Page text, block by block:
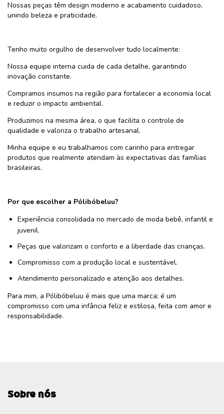
Nossas peças têm design moderno e acabamento cuidadoso,
unindo beleza e praticidade.
Tenho muito orgulho de desenvolver tudo localmente:
Nossa equipe interna cuida de cada detalhe, garantindo
inovação constante.
Compramos insumos na região para fortalecer a economia local
e reduzir o impacto ambiental.
Produzimos na mesma área, o que facilita o controle de
qualidade e valoriza o trabalho artesanal.
Minha equipe e eu trabalhamos com carinho para entregar
produtos que realmente atendam às expectativas das famílias
brasileiras.
Por que escolher a Pólibóbeluu?
Experiência consolidada no mercado de moda bebê, infantil e
juvenil.
Peças que valorizam o conforto e a liberdade das crianças.
Compromisso com a produção local e sustentável.
Atendimento personalizado e atenção aos detalhes.
Para mim, a Pólibóbeluu é mais que uma marca; é um
compromisso com uma infância feliz e estilosa, feita com amor e
responsabilidade.
Sobre nós